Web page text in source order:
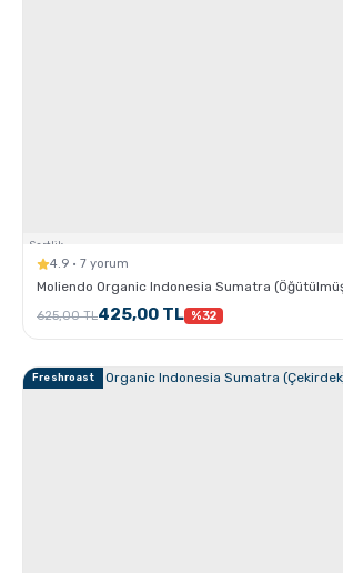
Sertlik:
4.9 · 7 yorum
Moliendo Organic Indonesia Sumatra
625,00 TL425,00 TL %32
Freshroast